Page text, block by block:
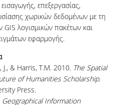
ΔΗΜΟΣΙΕΥΣΕΙΣ ΜΕ
επεξεργασίας,
χωρικών δεδομένων με τη
λογισμικών πακέτων και
εφαρμογής.
J., & Harris, T.M. 2010. The Spatial
of Humanities Scholarship.
Press.
Geographical Information